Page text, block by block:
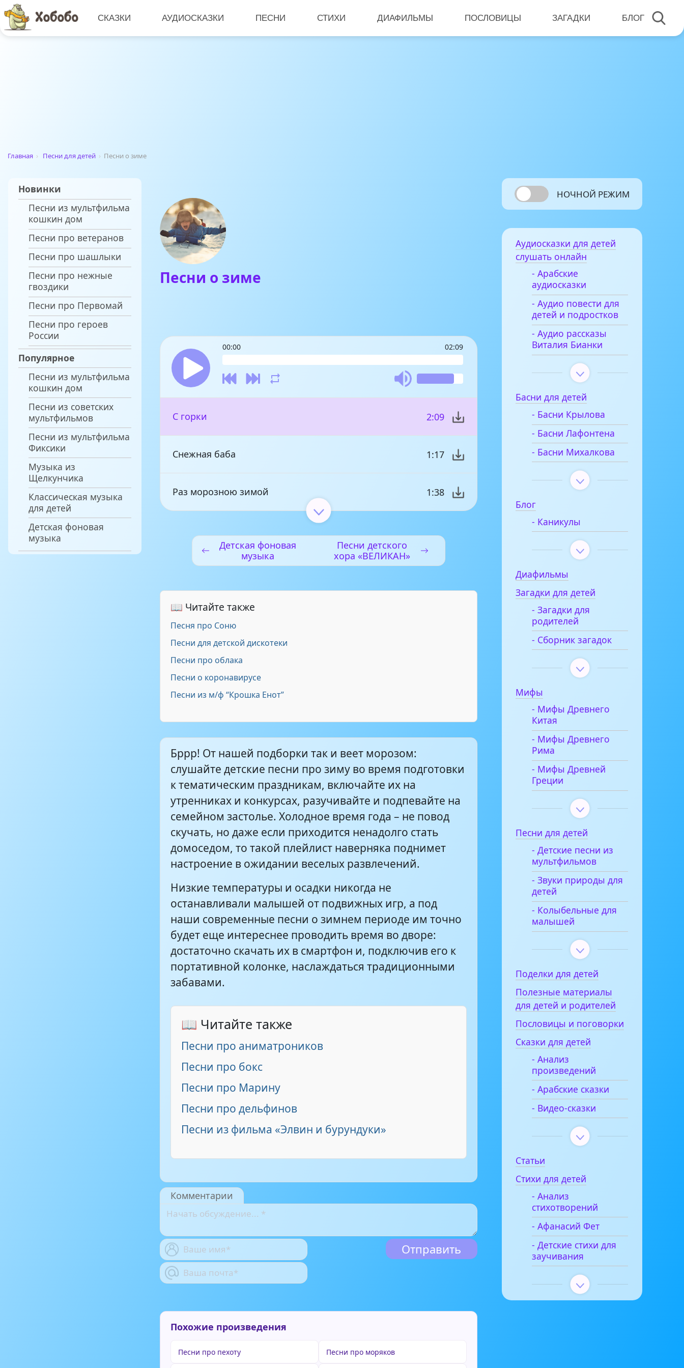
СКАЗКИ АУДИОСКАЗКИ ПЕСНИ СТИХИ ДИАФИЛЬМЫ ПОСЛОВИЦЫ ЗАГАДКИ БЛОГ
Главная › Песни для детей › Песни о зиме
Новинки
Песни из мультфильма
кошкин дом
Песни про ветеранов
Песни про шашлыки
Песни про нежные
гвоздики
Песни про Первомай
Песни про героев
России
Популярное
Песни из мультфильма
кошкин дом
Песни из советских
мультфильмов
Песни из мультфильма
Фиксики
Музыка из
Щелкунчика
Классическая музыка
для детей
Детская фоновая
музыка
Песни о зиме
00:00 02:09
С горки 2:09
Снежная баба 1:17
Раз морозною зимой 1:38
Снег снежок 1:31
Зимняя колыбельная
Снеженика
В гости к елочке мы шли
Все девочки на свете боятся холодов
Морозный денёк 1:50
Зимы я вовсе не боюсь 1:56
Снежный кот
Постучался прямо в дом... 2:58
В царстве Деда Мороза
Детская фоновая
музыка
Песни детского
хора «ВЕЛИКАН»
📖 Читайте также
Песня про Соню
Песни для детской дискотеки
Песни про облака
Песни о коронавирусе
Песни из м/ф “Крошка Енот”
Бррр! От нашей подборки так и веет морозом:
слушайте детские песни про зиму во время подготовки
к тематическим праздникам, включайте их на
утренниках и конкурсах, разучивайте и подпевайте на
семейном застолье. Холодное время года – не повод
скучать, но даже если приходится ненадолго стать
домоседом, то такой плейлист наверняка поднимет
настроение в ожидании веселых развлечений.
Низкие температуры и осадки никогда не
останавливали малышей от подвижных игр, а под
наши современные песни о зимнем периоде им точно
будет еще интереснее проводить время во дворе:
достаточно скачать их в смартфон и, подключив его к
портативной колонке, наслаждаться традиционными
забавами.
📖 Читайте также
Песни про аниматроников
Песни про бокс
Песни про Марину
Песни про дельфинов
Песни из фильма «Элвин и бурундуки»
Комментарии
Похожие произведения
Песни про пехоту Песни про моряков
НОЧНОЙ РЕЖИМ
Аудиосказки для детей
слушать онлайн
- Арабские
аудиосказки
- Аудио повести для
детей и подростков
- Аудио рассказы
Виталия Бианки
Басни для детей
- Басни Крылова
- Басни Лафонтена
- Басни Михалкова
Блог
- Каникулы
Диафильмы
Загадки для детей
- Загадки для
родителей
- Сборник загадок
Мифы
- Мифы Древнего
Китая
- Мифы Древнего
Рима
- Мифы Древней
Греции
Песни для детей
- Детские песни из
мультфильмов
- Звуки природы для
детей
- Колыбельные для
малышей
Поделки для детей
Полезные материалы
для детей и родителей
Пословицы и поговорки
Сказки для детей
- Анализ
произведений
- Арабские сказки
- Видео-сказки
Статьи
Стихи для детей
- Анализ
стихотворений
- Афанасий Фет
- Детские стихи для
заучивания